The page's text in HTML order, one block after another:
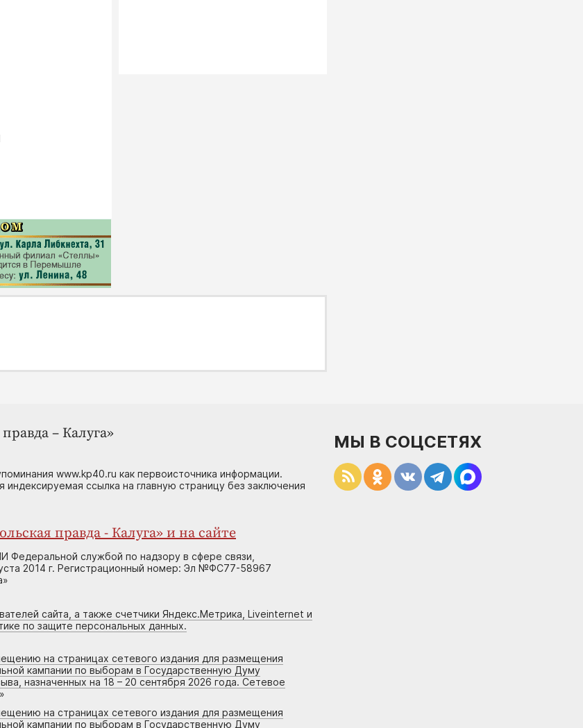
– Калуга»
www.kp40.ru как первоисточника информации.
индексируемая ссылка на главную страницу без заключения
правда - Калуга» и на сайте
Федеральной службой по надзору в сфере связи,
2014 г. Регистрационный номер: Эл №ФС77-58967
сайта, а также счетчики Яндекс.Метрика, Liveinternet и
по защите персональных данных.
на страницах сетевого издания для размещения
кампании по выборам в Государственную Думу
назначенных на 18 – 20 сентября 2026 года. Сетевое
»
на страницах сетевого издания для размещения
кампании по выборам в Государственную Думу
МЫ В СОЦСЕТЯХ